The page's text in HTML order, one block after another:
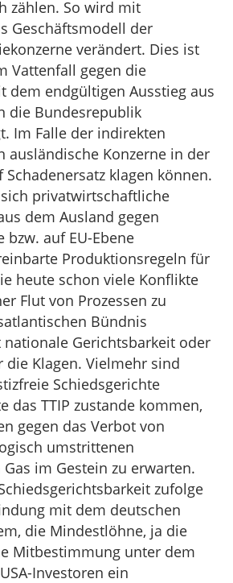
zählen. So wird mit
Geschäftsmodell der
verändert. Dies ist
Vattenfall gegen die
dem endgültigen Ausstieg aus
die Bundesrepublik
Im Falle der indirekten
ausländische Konzerne in der
Schadenersatz klagen können.
privatwirtschaftliche
dem Ausland gegen
auf EU-Ebene
Produktionsregeln für
heute schon viele Konflikte
Flut von Prozessen zu
Bündnis
Gerichtsbarkeit oder
die Klagen. Vielmehr sind
Schiedsgerichte
das TTIP zustande kommen,
gegen das Verbot von
umstrittenen
im Gestein zu erwarten.
zufolge
mit dem deutschen
die Mindestlöhne, ja die
Mitbestimmung unter dem
Investoren ein